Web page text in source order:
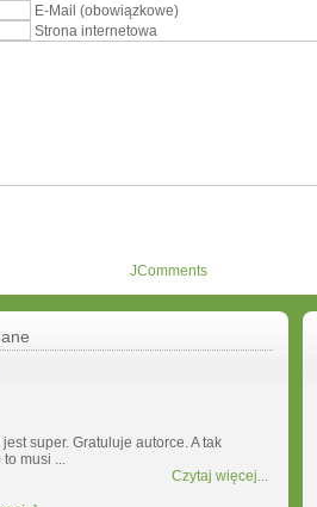
E-Mail (obowiązkowe)
Strona internetowa
JComments
jest super. Gratuluje autorce. A tak
musi ...
Czytaj więcej...